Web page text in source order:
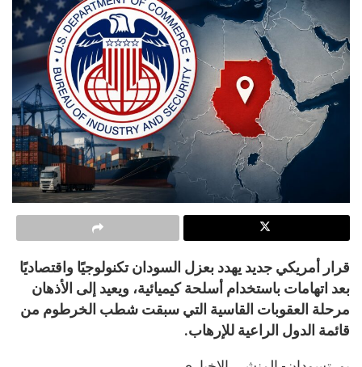
قرار أمريكي جديد يهدد بعزل السودان تكنولوجيًا واقتصاديًا
بعد اتهامات باستخدام أسلحة كيميائية، ويعيد إلى الأذهان
مرحلة العقوبات القاسية التي سبقت شطب الخرطوم من
قائمة الدول الراعية للإرهاب.